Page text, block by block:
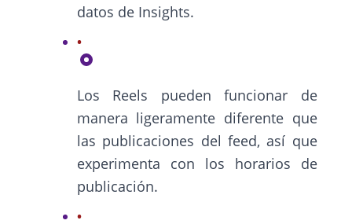
datos de Insights.
Los Reels pueden funcionar de
manera ligeramente diferente que
las publicaciones del feed, así que
experimenta con los horarios de
publicación.